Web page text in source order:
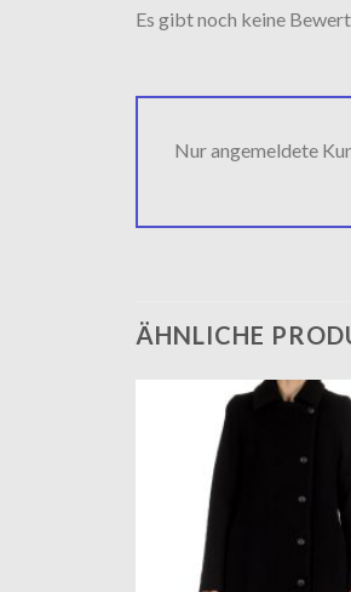
Es gibt noch keine
Nur angemeldete
ÄHNLICHE